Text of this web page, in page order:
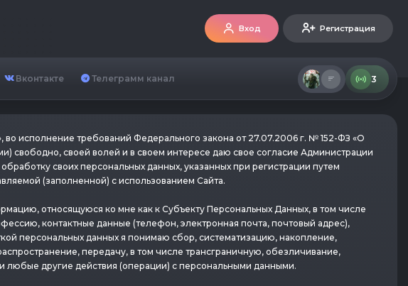
Вход Регистрация
Вконтакте Телеграмм канал 3
во исполнение требований Федерального закона от 27.07.2006 г. № 152-ФЗ «О
свободно, своей волей и в своем интересе даю свое согласие Администрации
своих персональных данных, указанных при регистрации путем
(заполненной) с использованием Сайта.
относящуюся ко мне как к Субъекту Персональных Данных, в том числе
контактные данные (телефон, электронная почта, почтовый адрес),
персональных данных я понимаю сбор, систематизацию, накопление,
передачу, в том числе трансграничную, обезличивание,
другие действия (операции) с персональными данными.